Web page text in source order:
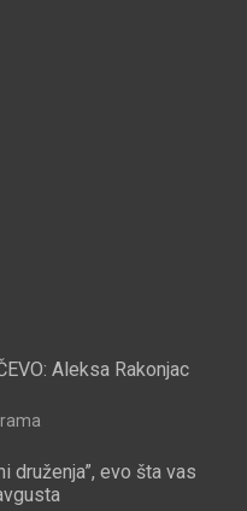
Aleksa Rakonjac
druženja”, evo šta vas